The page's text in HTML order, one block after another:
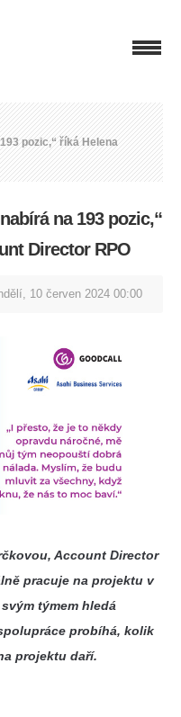
pozic,“ říká Helena
na 193 pozic,“
Director RPO
10 červen 2024 00:00
Account Director
pracuje na projektu v
týmem hledá
probíhá, kolik
projektu daří.